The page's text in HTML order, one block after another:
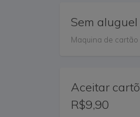
Sem
Maquina de
Aceitar
R$9,90